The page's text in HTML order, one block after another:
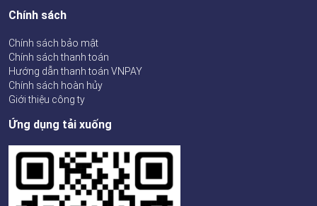
Chính sách
Chính sách bảo mật
Chính sách thanh toán
Hướng dẫn thanh toán VNPAY
Chính sách hoàn hủy
Giới thiệu công ty
Ứng dụng tải xuống